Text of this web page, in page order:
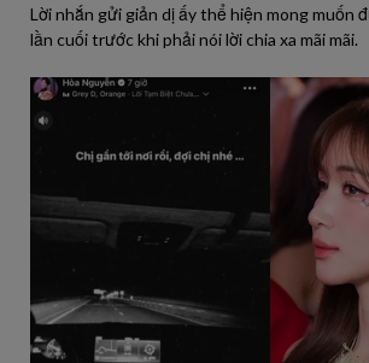
Lời nhắn gửi giản dị ấy thể hiện mong muốn
lần cuối trước khi phải nói lời chia xa mãi mãi.